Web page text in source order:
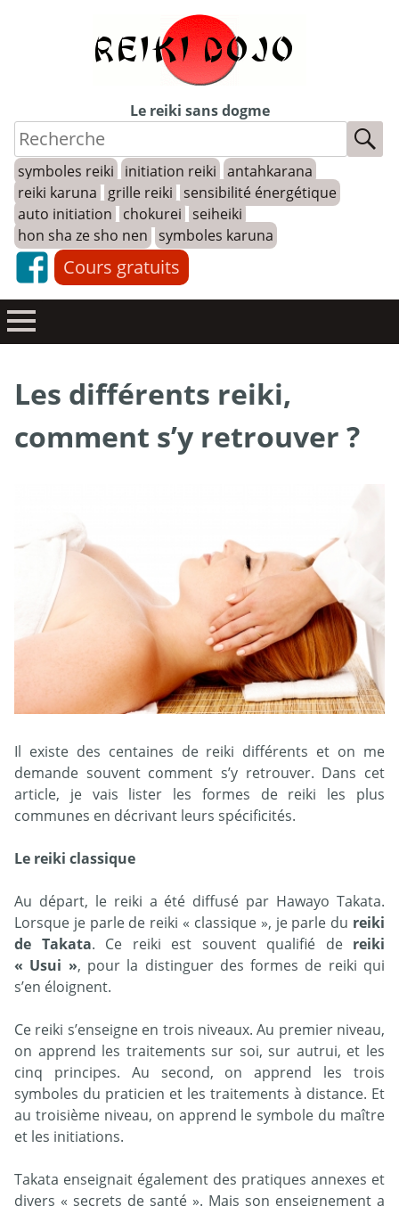
Le reiki sans dogme
symboles reiki initiation reiki antahkarana
reiki karuna
grille reiki sensibilité énergétique
auto initiation
chokurei seiheiki
hon sha ze sho nen symboles karuna
Cours gratuits
Les différents reiki,
comment s’y retrouver ?
Il existe des centaines de reiki différents et on me
demande souvent comment s’y retrouver. Dans cet
article, je vais lister les formes de reiki les plus
communes en décrivant leurs spécificités.
Le reiki classique
Au départ, le reiki a été diffusé par Hawayo Takata.
Lorsque je parle de reiki « classique », je parle du reiki
de Takata. Ce reiki est souvent qualifié de reiki
« Usui », pour la distinguer des formes de reiki qui
s’en éloignent.
Ce reiki s’enseigne en trois niveaux. Au premier niveau,
on apprend les traitements sur soi, sur autrui, et les
cinq principes. Au second, on apprend les trois
symboles du praticien et les traitements à distance. Et
au troisième niveau, on apprend le symbole du maître
et les initiations.
Takata enseignait également des pratiques annexes et
divers « secrets de santé ». Mais son enseignement a